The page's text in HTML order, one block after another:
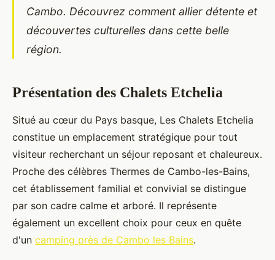
Cambo. Découvrez comment allier détente et
découvertes culturelles dans cette belle
région.
Présentation des Chalets Etchelia
Situé au cœur du Pays basque, Les Chalets Etchelia
constitue un emplacement stratégique pour tout
visiteur recherchant un séjour reposant et chaleureux.
Proche des célèbres Thermes de Cambo-les-Bains,
cet établissement familial et convivial se distingue
par son cadre calme et arboré. Il représente
également un excellent choix pour ceux en quête
d'un camping près de Cambo les Bains.